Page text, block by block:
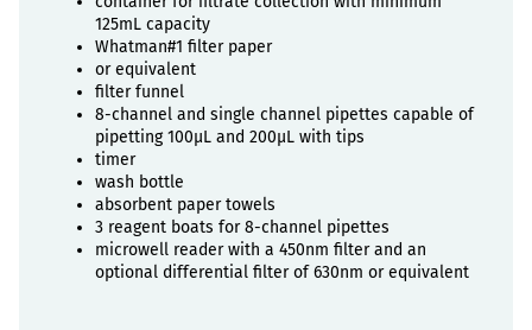
125mL capacity
Whatman#1 filter paper
or equivalent
filter funnel
8-channel and single channel pipettes capable of
pipetting 100µL and 200µL with tips
timer
wash bottle
absorbent paper towels
3 reagent boats for 8-channel pipettes
microwell reader with a 450nm filter and an
optional differential filter of 630nm or equivalent